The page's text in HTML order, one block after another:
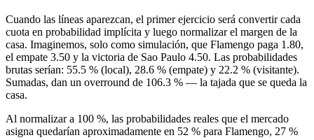
Cuando las líneas aparezcan, el primer ejercicio será convertir cada
cuota en probabilidad implícita y luego normalizar el margen de la
casa. Imaginemos, solo como simulación, que Flamengo paga 1.80,
el empate 3.50 y la victoria de Sao Paulo 4.50. Las probabilidades
brutas serían: 55.5 % (local), 28.6 % (empate) y 22.2 % (visitante).
Sumadas, dan un overround de 106.3 % — la tajada que se queda la
casa.
Al normalizar a 100 %, las probabilidades reales que el mercado
asigna quedarían aproximadamente en 52 % para Flamengo, 27 %